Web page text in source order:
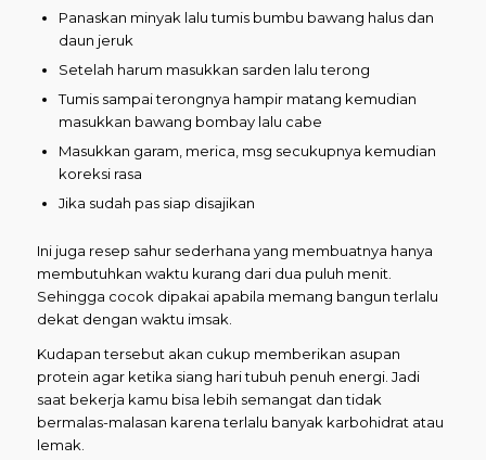
Panaskan minyak lalu tumis bumbu bawang halus dan
daun jeruk
Setelah harum masukkan sarden lalu terong
Tumis sampai terongnya hampir matang kemudian
masukkan bawang bombay lalu cabe
Masukkan garam, merica, msg secukupnya kemudian
koreksi rasa
Jika sudah pas siap disajikan
Ini juga resep sahur sederhana yang membuatnya hanya
membutuhkan waktu kurang dari dua puluh menit.
Sehingga cocok dipakai apabila memang bangun terlalu
dekat dengan waktu imsak.
Kudapan tersebut akan cukup memberikan asupan
protein agar ketika siang hari tubuh penuh energi. Jadi
saat bekerja kamu bisa lebih semangat dan tidak
bermalas-malasan karena terlalu banyak karbohidrat atau
lemak.